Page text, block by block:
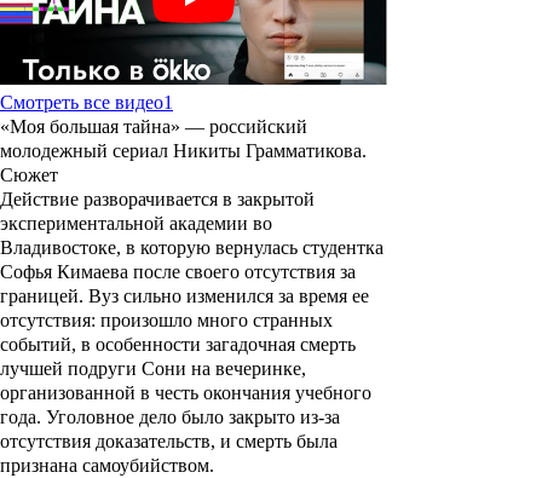
Смотреть все видео1
«Моя большая тайна» — российский
молодежный сериал Никиты Грамматикова.
Сюжет
Действие разворачивается в закрытой
экспериментальной академии во
Владивостоке, в которую вернулась студентка
Софья Кимаева после своего отсутствия за
границей. Вуз сильно изменился за время ее
отсутствия: произошло много странных
событий, в особенности загадочная смерть
лучшей подруги Сони на вечеринке,
организованной в честь окончания учебного
года. Уголовное дело было закрыто из-за
отсутствия доказательств, и смерть была
признана самоубийством.